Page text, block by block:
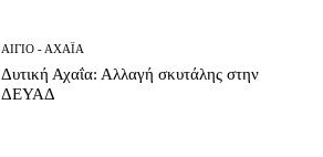
ΑΊΓΙΟ - ΑΧΑΪ́Α
Δυτική Αχαΐα: Αλλαγή σκυτάλης στην
ΔΕΥΑΔ